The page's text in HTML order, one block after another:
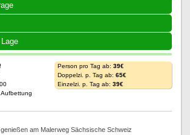
Person pro Tag ab: 39€
Doppelzi. p. Tag ab: 65€
Einzelzi. p. Tag ab: 39€
am Malerweg Sächsische Schweiz